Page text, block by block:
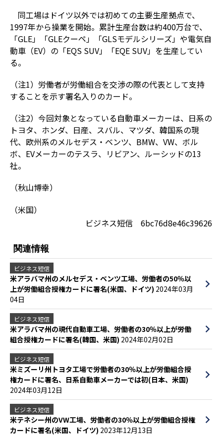
同工場はドイツ以外では初めての主要生産拠点で、
1997年から操業を開始。累計生産台数は約400万台で、
「GLE」「GLEクーペ」「GLSモデルシリーズ」や電気自
動車（EV）の「EQS SUV」「EQE SUV」を生産してい
る。
（注1）労働者が労働組合を交渉の際の代表として支持
することを示す署名入りのカード。
（注2）今回対象となっている自動車メーカーは、日系の
トヨタ、ホンダ、日産、スバル、マツダ、韓国系の現
代、欧州系のメルセデス・ベンツ、BMW、VW、ボル
ボ、EVメーカーのテスラ、リビアン、ルーシッドの13
社。
（秋山博幸）
（米国）
ビジネス短信 6bc76d8e46c39626
関連情報
ビジネス短信
米アラバマ州のメルセデス・ベンツ工場、労働者の50％以
上が労働組合授権カードに署名(米国、ドイツ) 2024年03月
04日
ビジネス短信
米アラバマ州の現代自動車工場、労働者の30％以上が労働
組合授権カードに署名(韓国、米国) 2024年02月02日
ビジネス短信
米ミズーリ州トヨタ工場で労働者の30％以上が労働組合授
権カードに署名、日系自動車メーカーでは初(日本、米国)
2024年03月12日
ビジネス短信
米テネシー州のVW工場、労働者の30％以上が労働組合授権
カードに署名(米国、ドイツ) 2023年12月13日